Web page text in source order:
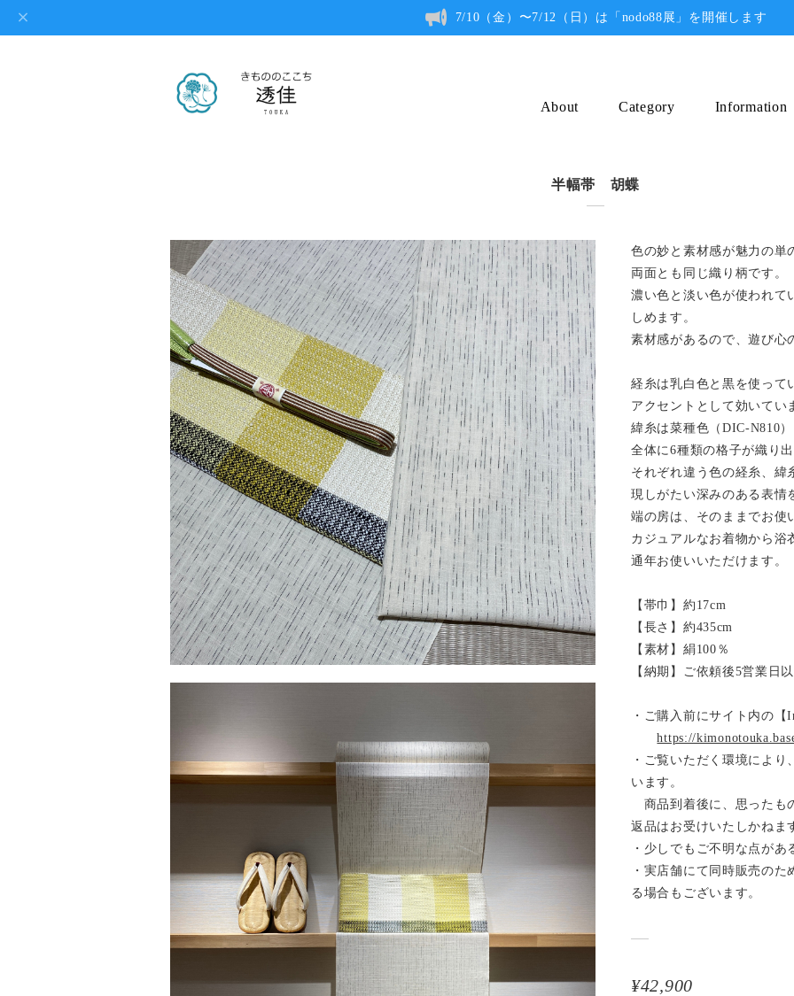
7/10（金）〜7/12（日）は「nodo88展」を開催します
About Category Information
半幅帯 胡蝶
色の妙と素材感が魅力の単
両面とも同じ織り柄です。
濃い色と淡い色が使われて
しめます。
素材感があるので、遊び心
経糸は乳白色と黒を使って
アクセントとして効いてい
緯糸は菜種色（DIC-N810
全体に6種類の格子が織り
それぞれ違う色の経糸、緯
現しがたい深みのある表情
端の房は、そのままでお使
カジュアルなお着物から浴
通年お使いいただけます。
【帯巾】約17cm
【長さ】約435cm
【素材】絹100％
【納期】ご依頼後5営業日
・ご購入前にサイト内の
https://
・ご覧いただく環境によ
います。
商品到着後に、思ったも
返品はお受けいたしかねま
・少しでもご不明な点が
・実店舗にて同時販売の
る場合もございます。
¥42,900